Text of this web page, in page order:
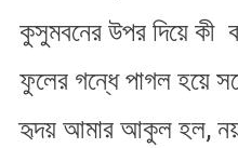
কুসুমবনের উপর দিয়ে কী
ফুলের গন্ধে পাগল হয়ে
হৃদয় আমার আকুল হল,